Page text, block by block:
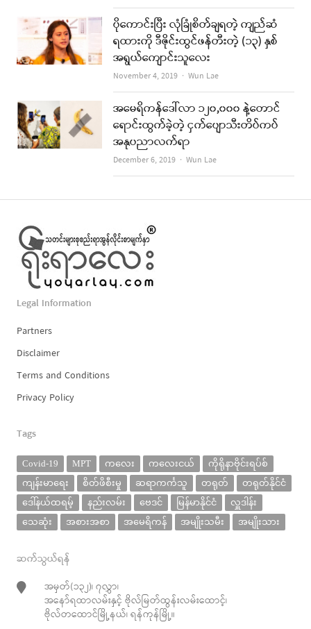
ပိုကောင်းပြီး လုံခြုံစိတ်ချရတဲ့ ကျည်ဆံ
ရထားကို ဒီဇိုင်းထွင်ဖန်တီးတဲ့ (၁၃) နှစ်
အရွယ်ကျောင်းသူလေး
November 4, 2019 Author
Wun Lae
အမေရိကန်ဒေါ်လာ ၁၂၀,၀၀၀ နဲ့တောင်
ရောင်းထွက်ခဲ့တဲ့ ငှက်ပျောသီးတိပ်ကပ်
အနုပညာလက်ရာ
December 6, 2019 Author
Wun Lae
Legal Information
Partners
Disclaimer
Terms and Conditions
Privacy Policy
Tags
Covid-19 MPT ကလေး ကလေးငယ်
ကိုရိုနာဗိုင်းရပ်စ်
ကျန်းမာရေး
စိတ်ဖိစီးမှု ဆရာကင်္ကသူ တရုတ်
တရုတ်နိုင်ငံ
ဒေါ်နယ်ထရမ့်
နည်းလမ်း ဗေဒင် မြန်မာနိုင်ငံ
လှူဒါန်း
သေဆုံး
အစားအစာ အမေရိကန် အမျိုးသမီး အမျိုးသား
ဆက်သွယ်ရန်
အမှတ်(၁၃၂)၊ ၇လွှာ၊
အနော်ရထာလမ်းနှင့် ဗိုလ်မြတ်ထွန်းလမ်းထောင့်၊
ဗိုလ်တထောင်မြို့နယ်၊ ရန်ကုန်မြို့။